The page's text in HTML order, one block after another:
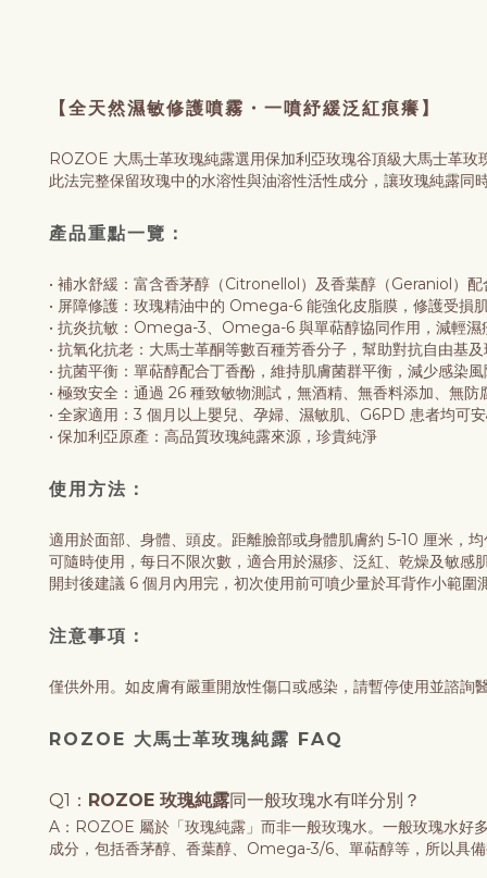
【全天然濕敏修護噴霧・一噴紓緩泛紅痕癢】
ROZOE 大馬士革玫瑰純露選用保加利亞玫瑰谷頂級大馬士革
此法完整保留玫瑰中的水溶性與油溶性活性成分，讓玫瑰純露
產品重點一覽：
• 補水舒緩：富含香茅醇（Citronellol）及香葉醇（Geraniol）
• 屏障修護：玫瑰精油中的 Omega-6 能強化皮脂膜，修護受損
• 抗炎抗敏：Omega-3、Omega-6 與單萜醇協同作用，減輕濕
• 抗氧化抗老：大馬士革酮等數百種芳香分子，幫助對抗自由基
• 抗菌平衡：單萜醇配合丁香酚，維持肌膚菌群平衡，減少感染
• 極致安全：通過 26 種致敏物測試，無酒精、無香料添加、無
• 全家適用：3 個月以上嬰兒、孕婦、濕敏肌、G6PD 患者均可
• 保加利亞原產：高品質玫瑰純露來源，珍貴純淨
使用方法：
適用於面部、身體、頭皮。距離臉部或身體肌膚約 5-10 厘米，
可隨時使用，每日不限次數，適合用於濕疹、泛紅、乾燥及敏感
開封後建議 6 個月內用完，初次使用前可噴少量於耳背作小範圍
注意事項：
僅供外用。如皮膚有嚴重開放性傷口或感染，請暫停使用並諮詢
ROZOE 大馬士革玫瑰純露 FAQ
Q1： ROZOE 玫瑰純露同一般玫瑰水有咩分別？
A：ROZOE 屬於「玫瑰純露」而非一般玫瑰水。一般玫瑰水好
成分，包括香茅醇、香葉醇、Omega-3/6、單萜醇等，所以具